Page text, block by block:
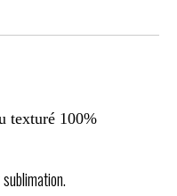
texturé 100%